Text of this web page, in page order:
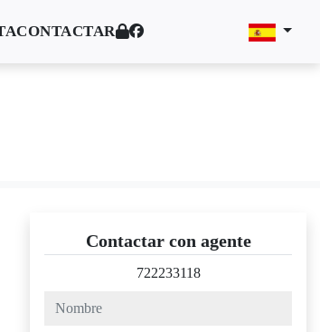
CONTACTAR
Contactar con agente
722233118
nombre